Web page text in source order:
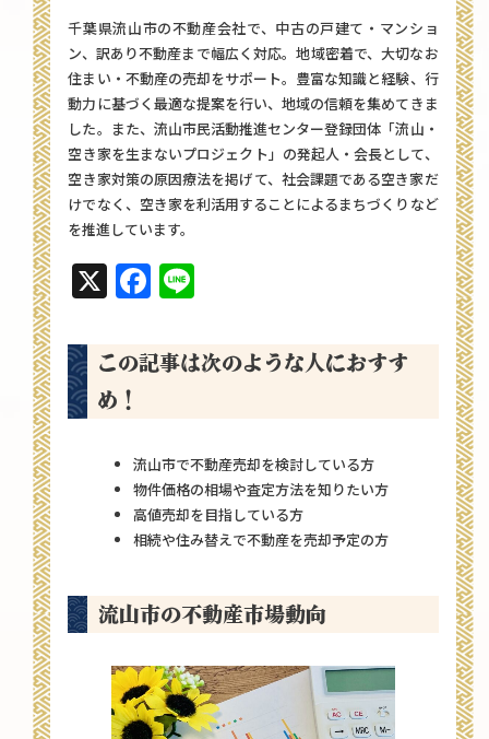
千葉県流山市の不動産会社で、中古の戸建て・マンショ
ン、訳あり不動産まで幅広く対応。地域密着で、大切なお
住まい・不動産の売却をサポート。豊富な知識と経験、行
動力に基づく最適な提案を行い、地域の信頼を集めてきま
した。また、流山市民活動推進センター登録団体「流山・
空き家を生まないプロジェクト」の発起人・会長として、
空き家対策の原因療法を掲げて、社会課題である空き家だ
けでなく、空き家を利活用することによるまちづくりなど
を推進しています。
X Facebook
この記事は次のような人におすす
め！
流山市で不動産売却を検討している方
物件価格の相場や査定方法を知りたい方
高値売却を目指している方
相続や住み替えで不動産を売却予定の方
流山市の不動産市場動向